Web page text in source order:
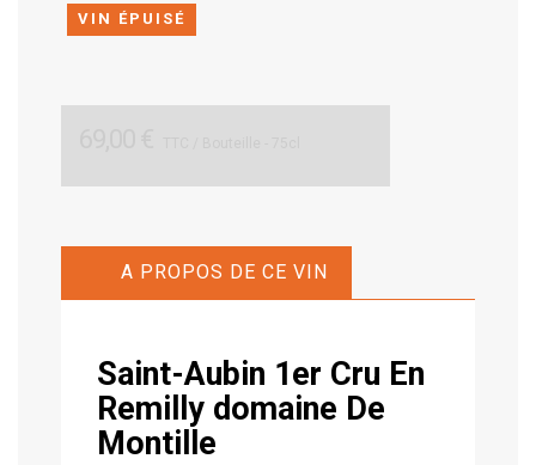
VIN ÉPUISÉ
A PROPOS DE CE VIN
Saint-Aubin 1er Cru En
Remilly domaine De
Montille